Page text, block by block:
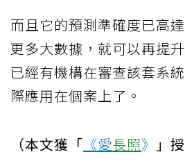
而且它的預測準確度已高
更多大數據，就可以再提
已經有機構在審查該套系
際應用在個案上了。
（本文獲「 《愛長照》 」